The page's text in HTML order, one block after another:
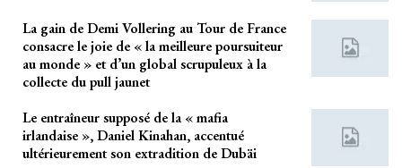
La gain de Demi Vollering au Tour de France
consacre le joie de « la meilleure poursuiteur
au monde » et d’un global scrupuleux à la
collecte du pull jaunet
Le entraîneur supposé de la « mafia
irlandaise », Daniel Kinahan, accentué
ultérieurement son extradition de Dubäi